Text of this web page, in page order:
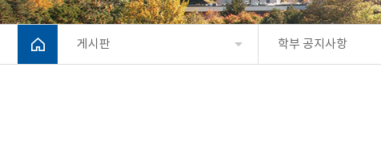
게시판 학부 공지사항